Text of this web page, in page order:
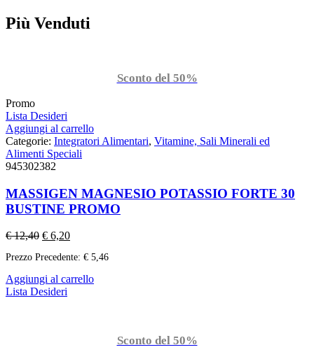
Più Venduti
Sconto del 50%
Promo
Lista Desideri
Aggiungi al carrello
Categorie: Integratori Alimentari, Vitamine, Sali Minerali ed
Alimenti Speciali
945302382
MASSIGEN MAGNESIO POTASSIO FORTE 30
BUSTINE PROMO
€12,40 € 6,20
Prezzo Precedente: € 5,46
Aggiungi al carrello
Lista Desideri
Sconto del 50%